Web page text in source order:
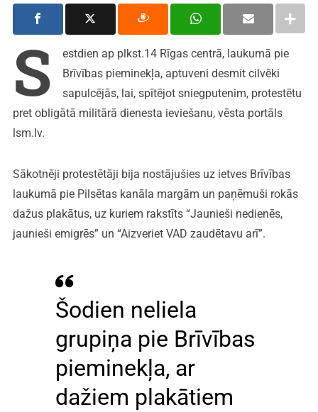
S
estdien ap plkst.14 Rīgas centrā, laukumā pie
Brīvības pieminekļa, aptuveni desmit cilvēki
sapulcējās, lai, spītējot sniegputenim, protestētu
pret obligātā militārā dienesta ieviešanu, vēsta portāls
lsm.lv.
Sākotnēji protestētāji bija nostājušies uz ietves Brīvības
laukumā pie Pilsētas kanāla margām un paņēmuši rokās
dažus plakātus, uz kuriem rakstīts “Jaunieši nedienēs,
jaunieši emigrēs” un “Aizveriet VAD zaudētavu arī”.
Šodien neliela
grupiņa pie Brīvības
pieminekļa, ar
dažiem plakātiem